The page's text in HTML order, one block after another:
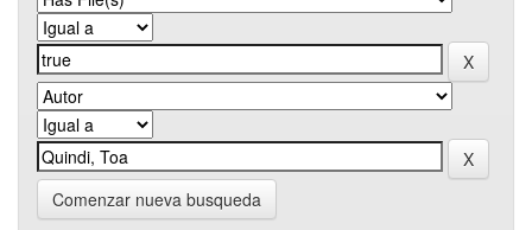
Comenzar nueva busqueda